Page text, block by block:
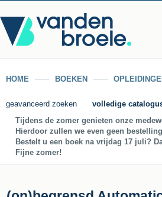
HOME BOEKEN
geavanceerd zoeken
volledige
Tijdens de zomer genieten onze
Hierdoor zullen we even geen
Bestelt u een boek na vrijdag 17 juli?
Fijne zomer!